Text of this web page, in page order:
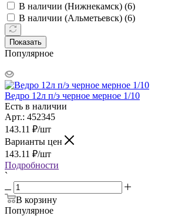
В наличии (Нижнекамск) (6)
В наличии (Альметьевск) (6)
Показать
Популярное
Ведро 12л п/э черное мерное 1/10
Есть в наличии
Арт.: 452345
143.11 ₽/шт
Варианты цен
143.11 ₽/шт
Подробности
`
В корзину
Популярное